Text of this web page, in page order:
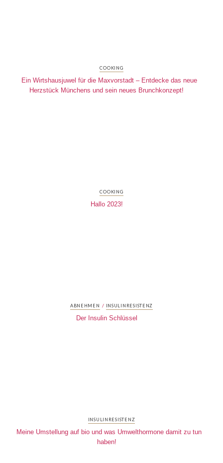
COOKING
Ein Wirtshausjuwel für die Maxvorstadt – Entdecke das neue
Herzstück Münchens und sein neues Brunchkonzept!
COOKING
Hallo 2023!
ABNEHMEN / INSULINRESISTENZ
Der Insulin Schlüssel
INSULINRESISTENZ
Meine Umstellung auf bio und was Umwelthormone damit zu tun
haben!